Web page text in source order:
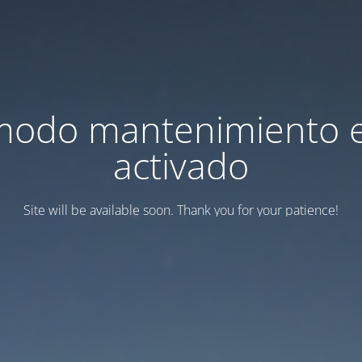
mantenimiento
activado
Site will be available soon. Thank you for your patience!